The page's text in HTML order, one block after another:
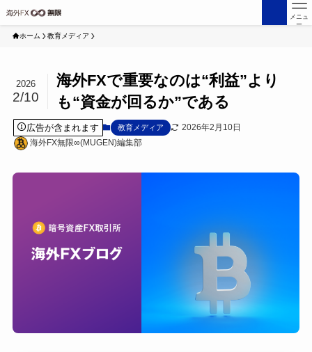
メニュ
ー
ホーム 教育メディア
海外FXで重要なのは“利益”より
も“資金が回るか”である
2026
2/10
広告が含まれます 教育メディア
2026年2月10日
海外FX無限∞(MUGEN)編集部